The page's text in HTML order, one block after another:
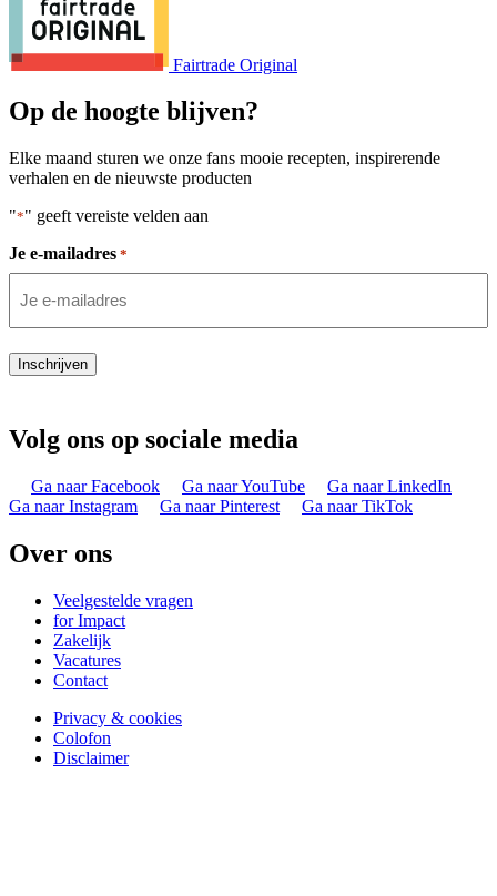
Fairtrade Original
Op de hoogte blijven?
Elke maand sturen we onze fans mooie recepten, inspirerende
verhalen en de nieuwste producten
"*" geeft vereiste velden aan
Je e-mailadres *
Inschrijven
Volg ons op sociale media
Ga naar Facebook Ga naar YouTube
Ga naar LinkedIn
Ga naar Instagram
Ga naar Pinterest Ga naar TikTok
Over ons
Veelgestelde vragen
for Impact
Zakelijk
Vacatures
Contact
Privacy & cookies
Colofon
Disclaimer